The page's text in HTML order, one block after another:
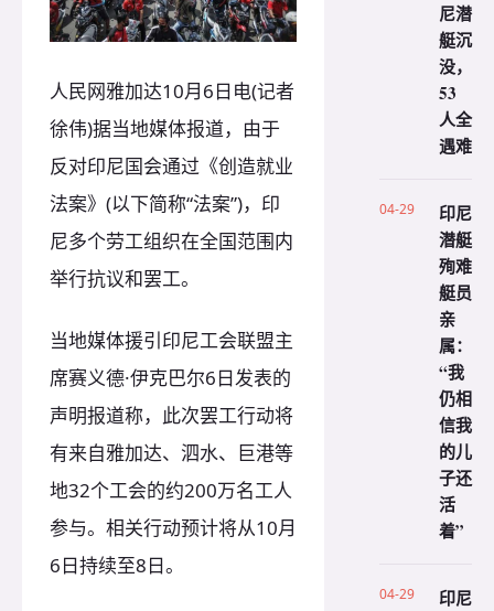
人民网雅加达10月6日电(记者
徐伟)据当地媒体报道，由于
反对印尼国会通过《创造就业
法案》(以下简称“法案”)，印
尼多个劳工组织在全国范围内
举行抗议和罢工。
当地媒体援引印尼工会联盟主
席赛义德·伊克巴尔6日发表的
声明报道称，此次罢工行动将
有来自雅加达、泗水、巨港等
地32个工会的约200万名工人
参与。相关行动预计将从10月
6日持续至8日。
尼潜
艇沉
没，
53
人全
遇难
04-29
印尼
潜艇
殉难
艇员
亲
属：
“我
仍相
信我
的儿
子还
活
着”
04-29
印尼